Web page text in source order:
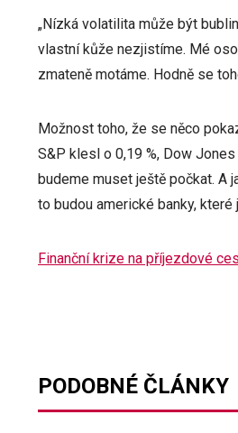
„Nízká volatilita může být
vlastní kůže nezjistíme. Mé
zmateně motáme. Hodně se
Možnost toho, že se něco
S&P klesl o 0,19 %, Dow Jones
budeme muset ještě počkat. A
to budou americké banky,
Finanční krize na příjezdové
PODOBNÉ ČLÁNKY